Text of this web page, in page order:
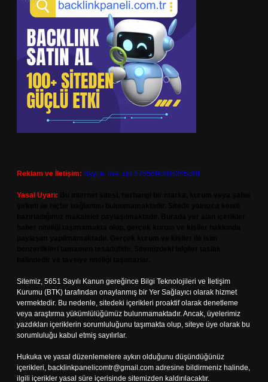
Reklam ve İletişim: Skype: live:.cid.575569c608265c69
Yasal Uyarı:
Sitemiz, 5651 Sayılı Kanun gereğince Bilgi Teknolojileri ve İletişim
Kurumu (BTK) tarafından onaylanmış bir Yer Sağlayıcı olarak hizmet
vermektedir. Bu nedenle, sitedeki içerikleri proaktif olarak denetleme
veya araştırma yükümlülüğümüz bulunmamaktadır. Ancak, üyelerimiz
yazdıkları içeriklerin sorumluluğunu taşımakta olup, siteye üye olarak bu
sorumluluğu kabul etmiş sayılırlar.
Hukuka ve yasal düzenlemelere aykırı olduğunu düşündüğünüz
içerikleri, backlinkpanelicomtr@gmail.com adresine bildirmeniz halinde,
ilgili içerikler yasal süre içerisinde sitemizden kaldırılacaktır.